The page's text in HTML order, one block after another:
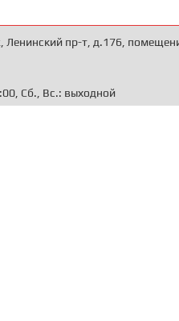
Ленинский пр-т, д.176,
Сб., Вс.: выходной